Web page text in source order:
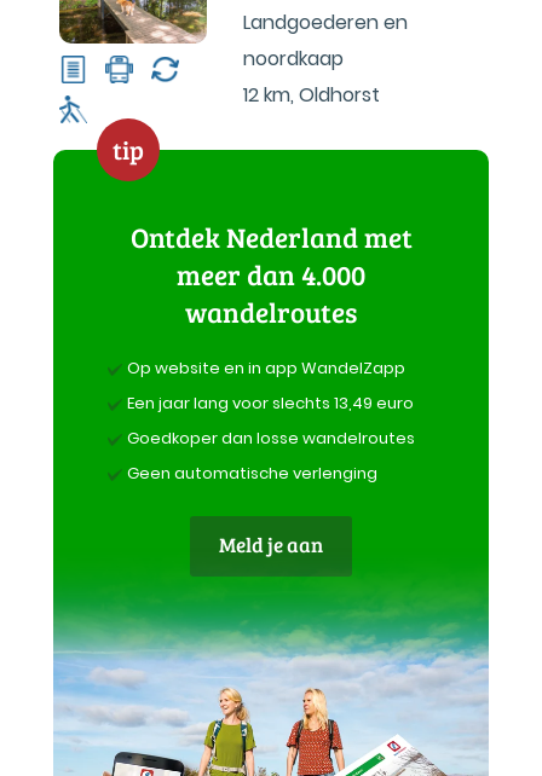
Landgoederen en
noordkaap
12 km, Oldhorst
tip
Ontdek Nederland met
meer dan 4.000
wandelroutes
Op website en in app WandelZapp
Een jaar lang voor slechts 13,49 euro
Goedkoper dan losse wandelroutes
Geen automatische verlenging
Meld je aan